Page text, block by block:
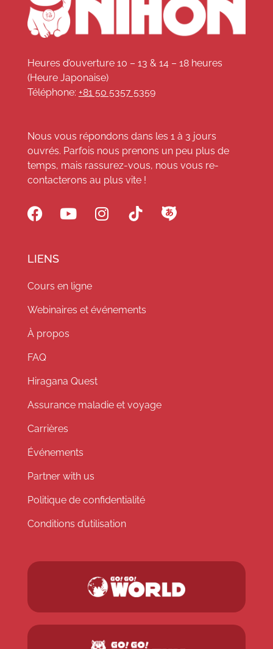
Heures d’ouverture 10 – 13 & 14 – 18 heures
(Heure Japonaise)
Téléphone: +81 50 5357 5359
Nous vous répondons dans les 1 à 3 jours
ouvrés. Parfois nous prenons un peu plus de
temps, mais rassurez-vous, nous vous re-
contacterons au plus vite !
LIENS
Cours en ligne
Webinaires et événements
À propos
FAQ
Hiragana Quest
Assurance maladie et voyage
Carrières
Événements
Partner with us
Politique de confidentialité
Conditions d’utilisation